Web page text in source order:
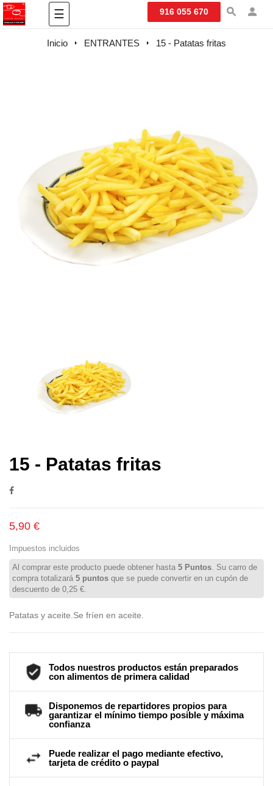
Navegación
de
palanca
☰ 916 055 670
Inicio ENTRANTES 15 - Patatas fritas
15 - Patatas fritas
5,90 €
Impuestos incluidos
Al comprar este producto puede obtener hasta 5 Puntos. Su carro de
compra totalizará 5 puntos que se puede convertir en un cupón de
descuento de 0,25 €.
Patatas y aceite.Se fríen en aceite.
Todos nuestros productos están preparados
con alimentos de primera calidad
Disponemos de repartidores propios para
garantizar el mínimo tiempo posible y máxima
confianza
Puede realizar el pago mediante efectivo,
tarjeta de crédito o paypal